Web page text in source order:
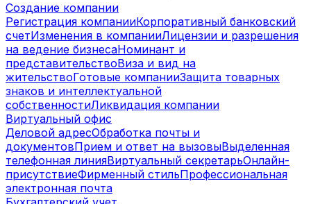
Создание компании
Регистрация компанииКорпоративный банковский
счетИзменения в компанииЛицензии и разрешения
на ведение бизнесаНоминант и
представительствоВиза и вид на
жительствоГотовые компанииЗащита товарных
знаков и интеллектуальной
собственностиЛиквидация компании
Виртуальный офис
Деловой адресОбработка почты и
документовПрием и ответ на вызовыВыделенная
телефонная линияВиртуальный секретарьОнлайн-
присутствиеФирменный стильПрофессиональная
электронная почта